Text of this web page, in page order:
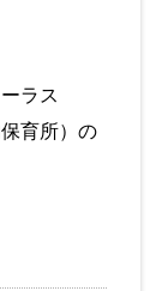
ス
所）の